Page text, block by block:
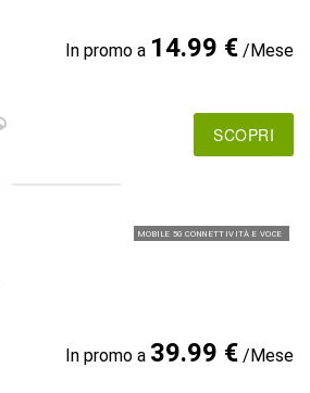
In promo a 14.99 €/Mese
SCOPRI
MOBILE 5G CONNETTIVITÀ E VOCE
In promo a 39.99 €/Mese